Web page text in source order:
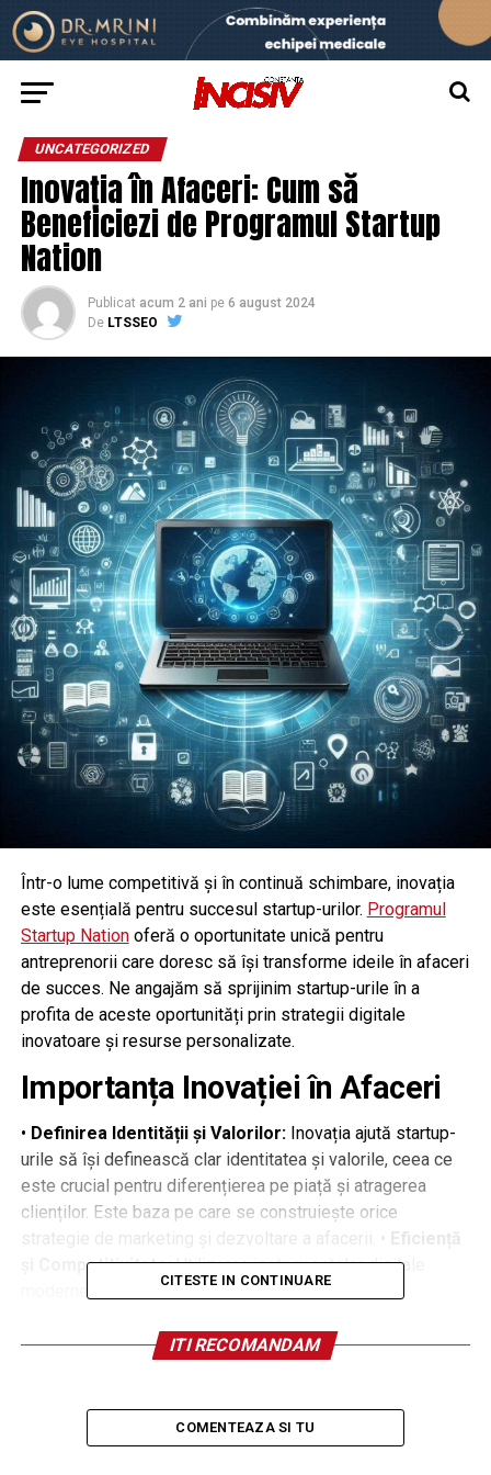
UNCATEGORIZED
Inovația în Afaceri: Cum să
Beneficiezi de Programul Startup
Nation
Publicat acum 2 ani pe 6 august 2024
De LTSSEO
Într-o lume competitivă și în continuă schimbare, inovația
este esențială pentru succesul startup-urilor. Programul
Startup Nationoferă o oportunitate unică pentru
antreprenorii care doresc să își transforme ideile în afaceri
de succes. Ne angajăm să sprijinim startup-urile în a
profita de aceste oportunități prin strategii digitale
inovatoare și resurse personalizate.
Importanța Inovației în Afaceri
• Definirea Identității și Valorilor:Inovația ajută startup-
urile să își definească clar identitatea și valorile, ceea ce
este crucial pentru diferențierea pe piață și atragerea
clienților. Este baza pe care se construiește orice
strategie de marketing și dezvoltare a afacerii. • Eficiență
și Competitivitate:Utilizarea instrumentelor digitale
moderne îmbunătățește eficiența operațională și
gestionarea mai eficientă a resurselor și oferirea unor
finanțare și parteneriate valoroase. Oamenii recunosc
expertiza și inovația și doresc să colaboreze cu afaceri de
CITESTE IN CONTINUARE
ITI RECOMANDAM
COMENTEAZA SI TU